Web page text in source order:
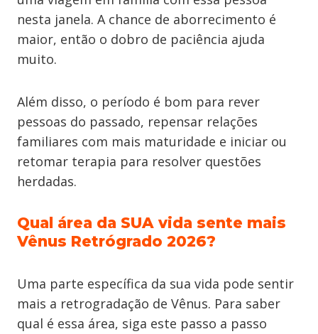
nesta janela. A chance de aborrecimento é
maior, então o dobro de paciência ajuda
muito.
Além disso, o período é bom para rever
pessoas do passado, repensar relações
familiares com mais maturidade e iniciar ou
retomar terapia para resolver questões
herdadas.
Qual área da SUA vida sente mais
Vênus Retrógrado 2026?
Uma parte específica da sua vida pode sentir
mais a retrogradação de Vênus. Para saber
qual é essa área, siga este passo a passo